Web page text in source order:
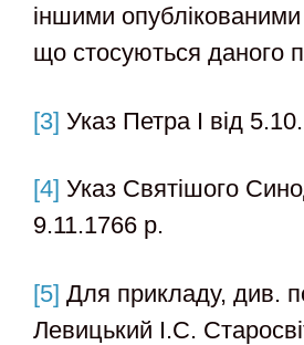
іншими
що стосуються даного
[3] Указ Петра I від
[4] Указ Святішого
9.11.1766 р.
[5] Для прикладу, див.
Левицький І.С.